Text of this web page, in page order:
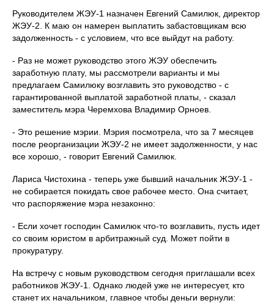
Руководителем ЖЭУ-1 назначен Евгений Самилюк, директор
ЖЭУ-2. К маю он намерен выплатить забастовщикам всю
задолженность - с условием, что все выйдут на работу.
- Раз не может руководство этого ЖЭУ обеспечить
заработную плату, мы рассмотрели варианты и мы
предлагаем Самилюку возглавить это руководство - с
гарантированной выплатой заработной платы, - сказал
заместитель мэра Черемхова Владимир Орноев.
- Это решение мэрии. Мэрия посмотрела, что за 7 месяцев
после реорганизации ЖЭУ-2 не имеет задолженности, у нас
все хорошо, - говорит Евгений Самилюк.
Лариса Чистохина - теперь уже бывший начальник ЖЭУ-1 -
не собирается покидать свое рабочее место. Она считает,
что распоряжение мэра незаконно:
- Если хочет господин Самилюк что-то возглавить, пусть идет
со своим юристом в арбитражный суд. Может пойти в
прокуратуру.
На встречу с новым руководством сегодня приглашали всех
работников ЖЭУ-1. Однако людей уже не интересует, кто
станет их начальником, главное чтобы деньги вернули: